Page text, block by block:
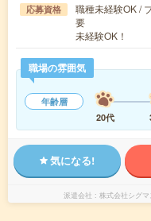
応募資格
職種未経験OK /
要
未経験OK！
職場の雰囲気
年齢層
20代
気になる!
派遣会社 株式会社シグ